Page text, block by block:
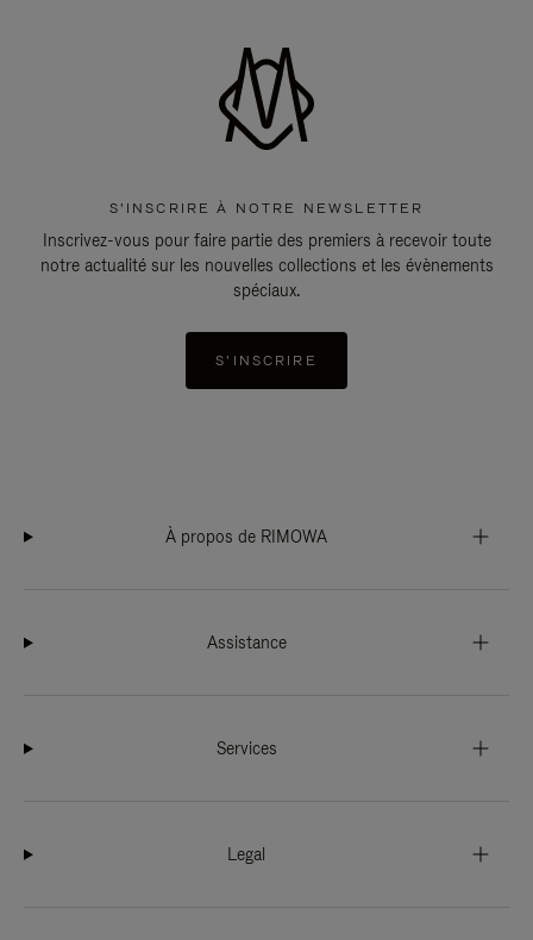
S'INSCRIRE À NOTRE NEWSLETTER
Inscrivez-vous pour faire partie des premiers à recevoir toute
notre actualité sur les nouvelles collections et les évènements
spéciaux.
S'INSCRIRE
À propos de RIMOWA
Assistance
Services
Legal